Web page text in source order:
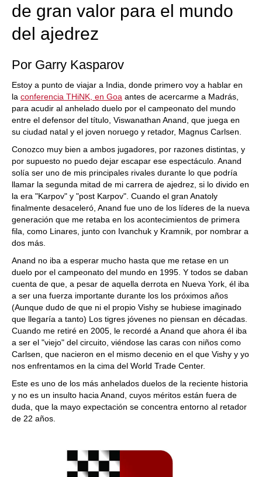
de gran valor para el mundo
del ajedrez
Por Garry Kasparov
Estoy a punto de viajar a India, donde primero voy a hablar en
la conferencia THiNK, en Goa antes de acercarme a Madrás,
para acudir al anhelado duelo por el campeonato del mundo
entre el defensor del título, Viswanathan Anand, que juega en
su ciudad natal y el joven noruego y retador, Magnus Carlsen.
Conozco muy bien a ambos jugadores, por razones distintas, y
por supuesto no puedo dejar escapar ese espectáculo. Anand
solía ser uno de mis principales rivales durante lo que podría
llamar la segunda mitad de mi carrera de ajedrez, si lo divido en
la era "Karpov" y "post Karpov". Cuando el gran Anatoly
finalmente desaceleró, Anand fue uno de los líderes de la nueva
generación que me retaba en los acontecimientos de primera
fila, como Linares, junto con Ivanchuk y Kramnik, por nombrar a
dos más.
Anand no iba a esperar mucho hasta que me retase en un
duelo por el campeonato del mundo en 1995. Y todos se daban
cuenta de que, a pesar de aquella derrota en Nueva York, él iba
a ser una fuerza importante durante los los próximos años
(Aunque dudo de que ni el propio Vishy se hubiese imaginado
que llegaría a tanto) Los tigres jóvenes no piensan en décadas.
Cuando me retiré en 2005, le recordé a Anand que ahora él iba
a ser el "viejo" del circuito, viéndose las caras con niños como
Carlsen, que nacieron en el mismo decenio en el que Vishy y yo
nos enfrentamos en la cima del World Trade Center.
Este es uno de los más anhelados duelos de la reciente historia
y no es un insulto hacia Anand, cuyos méritos están fuera de
duda, que la mayo expectación se concentra entorno al retador
de 22 años.